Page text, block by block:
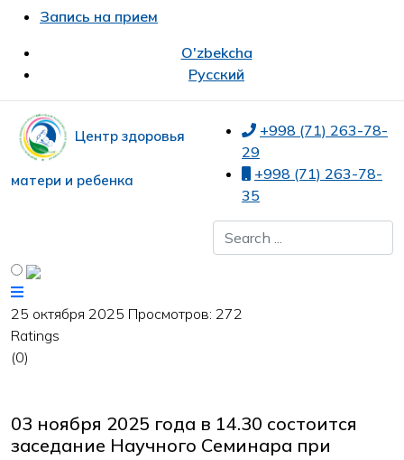
Запись на прием
O'zbekcha
Русский
Центр здоровья
матери и ребенка
+998 (71) 263-78-
29
+998 (71) 263-78-
35
25 октября 2025 Просмотров: 272
Ratings
(0)
03 ноября 2025 года в 14.30 состоится
заседание Научного Семинара при